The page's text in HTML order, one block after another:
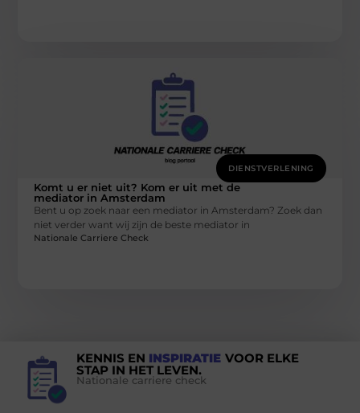
DIENSTVERLENING
Komt u er niet uit? Kom er uit met de
mediator in Amsterdam
Bent u op zoek naar een mediator in Amsterdam? Zoek dan
niet verder want wij zijn de beste mediator in
Nationale Carriere Check
KENNIS EN INSPIRATIE VOOR ELKE
STAP IN HET LEVEN.
Nationale carriere check